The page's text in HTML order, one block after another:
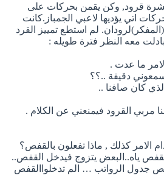
قرود, وكن يقمن بحركات على
اتي يؤديها لاعبي الجمباز.كانت
لم استطع تمييز القرد
معه النظر فترة طويله :
ما عدت .
دقيقة ..؟؟
كان صافنا ..
مربي القرود فيمنعني عن الكلام .
الامر كذلك , ماذا تفعلون بالقفص؟
ياه..البعض يتزوج فيدخل القفص..
جدول الرواتب … الم تدخلواالقفص